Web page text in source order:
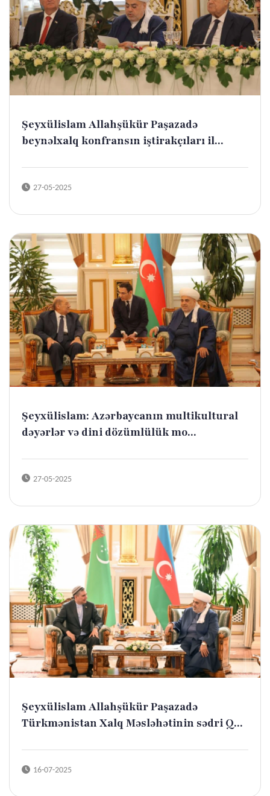
Şeyxülislam Allahşükür Paşazadə
beynəlxalq konfransın iştirakçıları il...
27-05-2025
Şeyxülislam: Azərbaycanın multikultural
dəyərlər və dini dözümlülük mo...
27-05-2025
Şeyxülislam Allahşükür Paşazadə
Türkmənistan Xalq Məsləhətinin sədri Q...
16-07-2025